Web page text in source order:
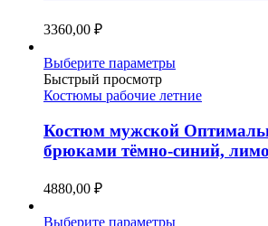
товара.
3360,00 ₽
Выберите параметрыЭтот
имеет
вариаций.
Опции
можно
Быстрый просмотр
Костюмы рабочие летние
Костюм мужской
брюками тёмно-синий,
4880,00 ₽
Выберите параметрыЭтот